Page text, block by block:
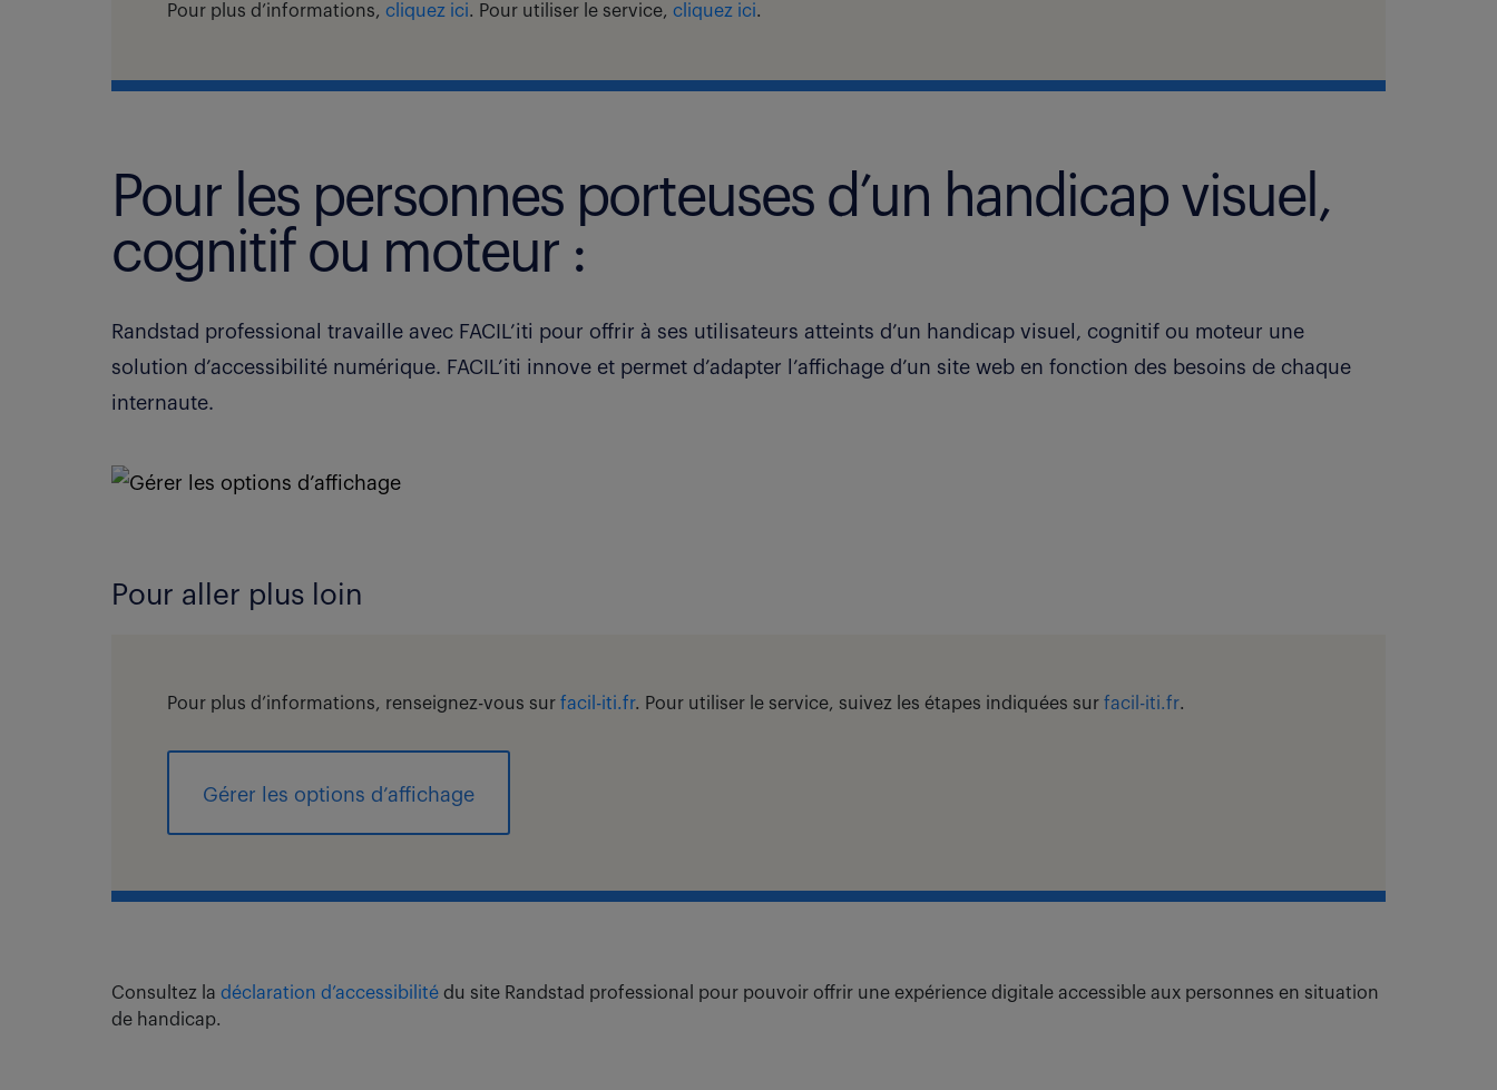
Pour plus d’informations, cliquez ici. Pour utiliser le service, cliquez ici.
Pour les personnes porteuses d’un handicap visuel,
cognitif ou moteur :
Randstad professional travaille avec FACIL’iti pour offrir à ses utilisateurs atteints d’un handicap visuel, cognitif ou moteur une
solution d’accessibilité numérique. FACIL’iti innove et permet d’adapter l’affichage d’un site web en fonction des besoins de chaque
internaute.
Pour aller plus loin
Pour plus d’informations, renseignez-vous sur facil-iti.fr. Pour utiliser le service, suivez les étapes indiquées sur facil-iti.fr.
Gérer les options d’affichage
Consultez la déclaration d’accessibilité du site Randstad professional pour pouvoir offrir une expérience digitale accessible aux personnes en situation
de handicap.